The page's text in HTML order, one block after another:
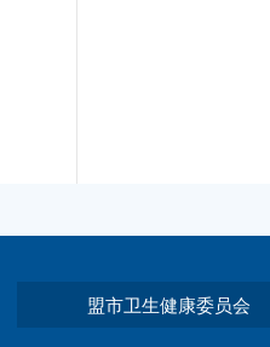
盟市卫生健康委员会